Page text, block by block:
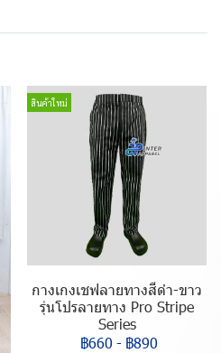
สินค้าใหม่
กางเกงเชฟลายทางสีดำ-ขาว
รุ่นโปรลายทาง Pro Stripe
Series
฿660 - ฿890